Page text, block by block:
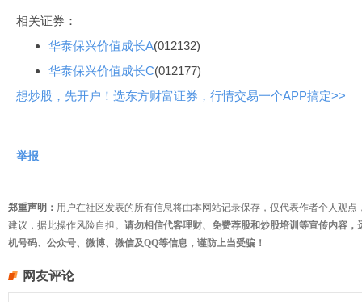
相关证券：
华泰保兴价值成长A(012132)
华泰保兴价值成长C(012177)
想炒股，先开户！选东方财富证券，行情交易一个APP搞定>>
举报
郑重声明： 用户在社区发表的所有信息将由本网站记录保存，仅代表作者个人观
建议，据此操作风险自担。 请勿相信代客理财、免费荐股和炒股培训等宣传内容
机号码、公众号、微博、微信及QQ等信息，谨防上当受骗！
网友评论